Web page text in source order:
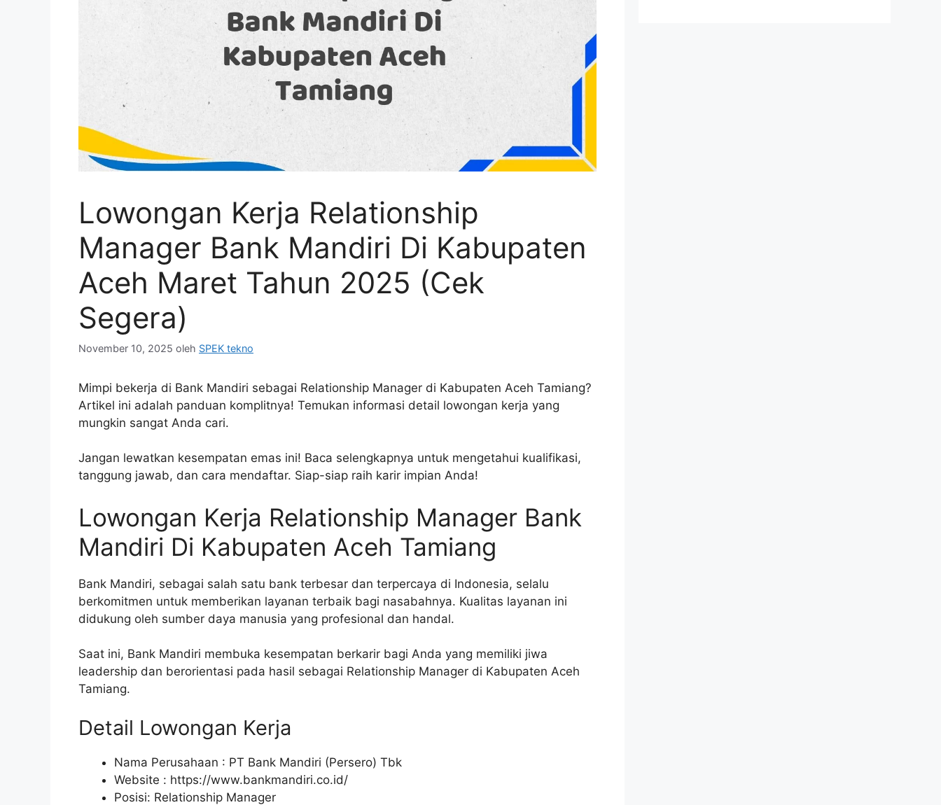
Lowongan Kerja Relationship
Manager Bank Mandiri Di Kabupaten
Aceh Maret Tahun 2025 (Cek
Segera)
November 10, 2025 oleh SPEK tekno
Mimpi bekerja di Bank Mandiri sebagai Relationship Manager di Kabupaten Aceh Tamiang?
Artikel ini adalah panduan komplitnya! Temukan informasi detail lowongan kerja yang
mungkin sangat Anda cari.
Jangan lewatkan kesempatan emas ini! Baca selengkapnya untuk mengetahui kualifikasi,
tanggung jawab, dan cara mendaftar. Siap-siap raih karir impian Anda!
Lowongan Kerja Relationship Manager Bank
Mandiri Di Kabupaten Aceh Tamiang
Bank Mandiri, sebagai salah satu bank terbesar dan terpercaya di Indonesia, selalu
berkomitmen untuk memberikan layanan terbaik bagi nasabahnya. Kualitas layanan ini
didukung oleh sumber daya manusia yang profesional dan handal.
Saat ini, Bank Mandiri membuka kesempatan berkarir bagi Anda yang memiliki jiwa
leadership dan berorientasi pada hasil sebagai Relationship Manager di Kabupaten Aceh
Tamiang.
Detail Lowongan Kerja
Nama Perusahaan : PT Bank Mandiri (Persero) Tbk
Website : https://www.bankmandiri.co.id/
Posisi: Relationship Manager